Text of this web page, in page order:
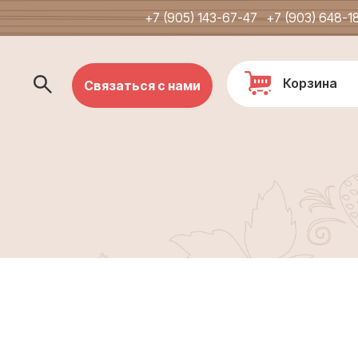
+7 (905) 143-67-47 +7 (903) 648-
Связаться с нами Корзина